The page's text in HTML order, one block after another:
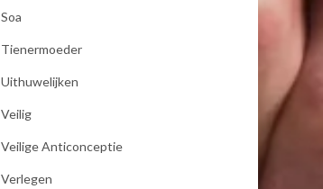
Soa
Tienermoeder
Uithuwelijken
Veilig
Veilige Anticonceptie
Verlegen